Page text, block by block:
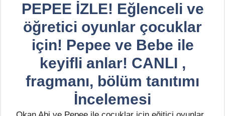
PEPEE İZLE! Eğlenceli ve
öğretici oyunlar çocuklar
için! Pepee ve Bebe ile
keyifli anlar! CANLI ,
fragmanı, bölüm tanıtımı
İncelemesi